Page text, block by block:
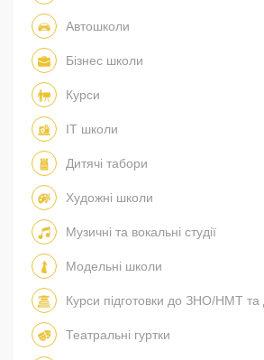
Автошколи
Бізнес школи
Курси
IT школи
Дитячі табори
Художні школи
Музичні та вокальні студії
Модельні школи
Курси підготовки до ЗНО/НМТ
Театральні гуртки